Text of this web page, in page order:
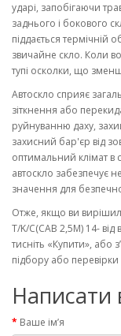
ударі, запобігаючи
заднього і бокового
піддається
звичайне скло. Коли
тупі осколки, що
Автоскло сприяє
зіткнення або
руйнуванню даху,
захисний бар'єр від
оптимальний клімат в
автоскло забезпечує
значення для
Отже, якщо ви
T/K/C(CAB 2,5M) 14-
тисніть «Купити»,
підбору або перевірки
Написати
Ваше ім’я